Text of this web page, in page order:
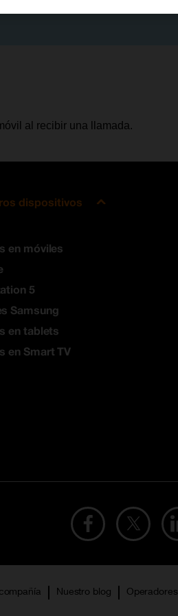
al recibir una llamada.
dispositivos
en móviles
5
Samsung
en tablets
en Smart TV
Nuestro blog Operadores